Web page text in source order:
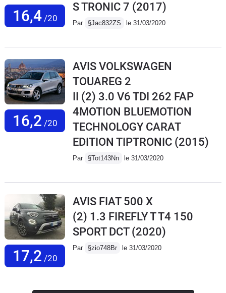
16,4/20
S TRONIC 7 (2017)
Par §Jac832ZS le 31/03/2020
16,2 /20
AVIS VOLKSWAGEN
TOUAREG 2
II (2) 3.0 V6 TDI 262 FAP
4MOTION BLUEMOTION
TECHNOLOGY CARAT
EDITION TIPTRONIC (2015)
Par §Tot143Nn le 31/03/2020
17,2 /20
AVIS FIAT 500 X
(2) 1.3 FIREFLY T T4 150
SPORT DCT(2020)
Par §zio748Br le 31/03/2020